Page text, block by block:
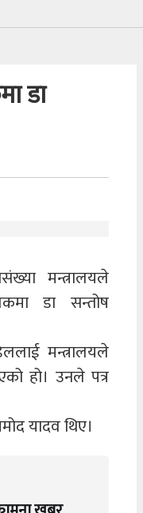
डा
मन्त्रालयले
डा सन्तोष
मन्त्रालयले
हो। उनले पत्र
यादव थिए।